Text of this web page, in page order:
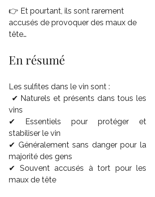
👉 Et pourtant, ils sont rarement
accusés de provoquer des maux de
tête…
En résumé
Les sulfites dans le vin sont :
✔ Naturels et présents dans tous les
vins
✔ Essentiels pour protéger et
stabiliser le vin
✔ Généralement sans danger pour la
majorité des gens
✔ Souvent accusés à tort pour les
maux de tête